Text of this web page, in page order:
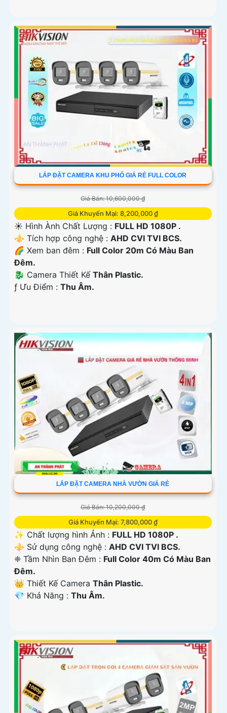
LẮP ĐẶT CAMERA KHU PHỐ GIÁ RẺ FULL COLOR
Giá Bán: 10,600,000 ₫
Giá Khuyến Mại: 8,200,000 ₫
☀️ Hình Ành Chất Lượng : FULL HD 1080P .
⚜️ Tích hợp công nghệ : AHD CVI TVI BCS.
🌈 Xem ban đêm : Full Color 20m Có Màu Ban
Ðêm.
🐉️ Camera Thiết Kế Thân Plastic.
️ƒ Ưu Điểm : Thu Âm.
LẮP ĐẶT CAMERA NHÀ VƯỜN GIÁ RẺ
Giá Bán: 10,200,000 ₫
Giá Khuyến Mại: 7,800,000 ₫
✨ Chất lượng hình Ảnh : FULL HD 1080P .
⚜️ Sử dụng công nghệ : AHD CVI TVI BCS.
❈ Tầm Nhìn Ban Đêm : Full Color 40m Có Màu Ban
Ðêm.
👑 Thiết Kế Camera Thân Plastic.
️💎 Khả Năng : Thu Âm.